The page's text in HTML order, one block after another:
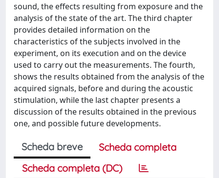
sound, the effects resulting from exposure and the
analysis of the state of the art. The third chapter
provides detailed information on the
characteristics of the subjects involved in the
experiment, on its execution and on the device
used to carry out the measurements. The fourth,
shows the results obtained from the analysis of the
acquired signals, before and during the acoustic
stimulation, while the last chapter presents a
discussion of the results obtained in the previous
one, and possible future developments.
Scheda breve
Scheda completa
Scheda completa (DC)